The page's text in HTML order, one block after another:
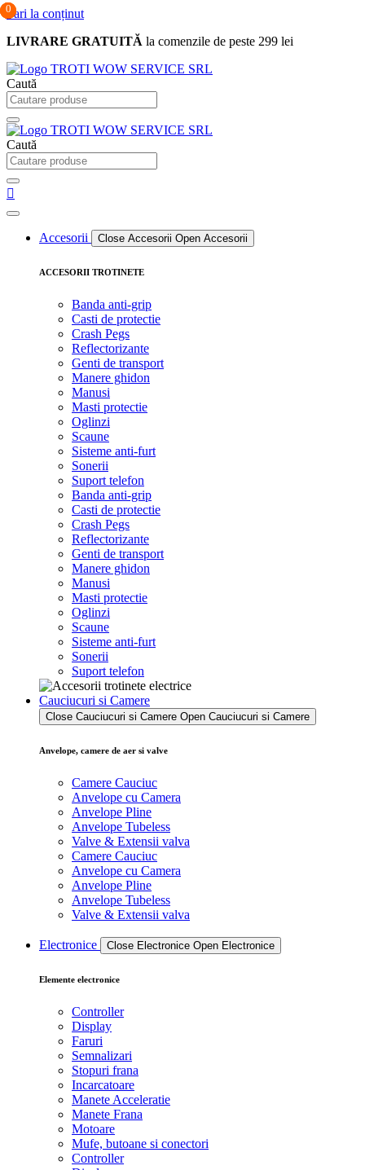
Sari la conținut
LIVRARE GRATUITĂ la comenzile de peste 299 lei
0
Caută
Caută
0
0
Accesorii Close Accesorii Open Accesorii
ACCESORII TROTINETE
Banda anti-grip
Casti de protectie
Crash Pegs
Reflectorizante
Genti de transport
Manere ghidon
Manusi
Masti protectie
Oglinzi
Scaune
Sisteme anti-furt
Sonerii
Suport telefon
Banda anti-grip
Casti de protectie
Crash Pegs
Reflectorizante
Genti de transport
Manere ghidon
Manusi
Masti protectie
Oglinzi
Scaune
Sisteme anti-furt
Sonerii
Suport telefon
Cauciucuri si Camere
Close Cauciucuri si Camere Open Cauciucuri si Camere
Anvelope, camere de aer si valve
Camere Cauciuc
Anvelope cu Camera
Anvelope Pline
Anvelope Tubeless
Valve & Extensii valva
Camere Cauciuc
Anvelope cu Camera
Anvelope Pline
Anvelope Tubeless
Valve & Extensii valva
Electronice Close Electronice Open Electronice
Elemente electronice
Controller
Display
Faruri
Semnalizari
Stopuri frana
Incarcatoare
Manete Acceleratie
Manete Frana
Motoare
Mufe, butoane si conectori
Controller